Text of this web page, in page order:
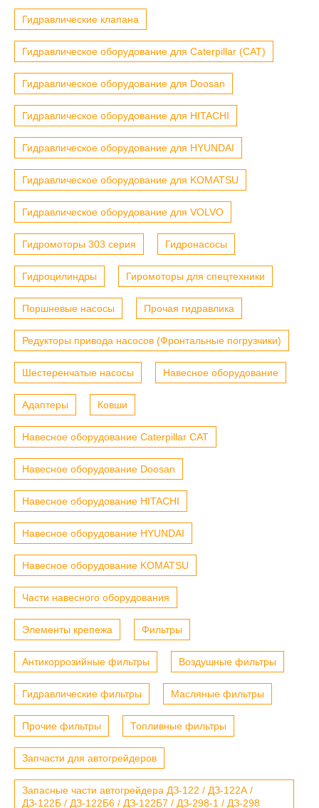
Гидравлические клапана
Гидравлическое оборудование для Caterpillar (CAT)
Гидравлическое оборудование для Doosan
Гидравлическое оборудование для HITACHI
Гидравлическое оборудование для HYUNDAI
Гидравлическое оборудование для KOMATSU
Гидравлическое оборудование для VOLVO
Гидромоторы 303 серия Гидронасосы
Гидроцилиндры Гиромоторы для спецтехники
Поршневые насосы Прочая гидравлика
Редукторы привода насосов (Фронтальные погрузчики)
Шестеренчатые насосы Навесное оборудование
Адаптеры Ковши
Навесное оборудование Caterpillar CAT
Навесное оборудование Doosan
Навесное оборудование HITACHI
Навесное оборудование HYUNDAI
Навесное оборудование KOMATSU
Части навесного оборудования
Элементы крепежа Фильтры
Антикоррозийные фильтры Воздушные фильтры
Гидравлические фильтры Масляные фильтры
Прочие фильтры Топливные фильтры
Запчасти для автогрейдеров
Запасные части автогрейдера ДЗ-122 / ДЗ-122А /
ДЗ-122Б / ДЗ-122Б6 / ДЗ-122Б7 / ДЗ-298-1 / ДЗ-298